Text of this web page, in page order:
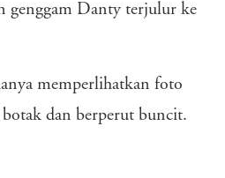
genggam Danty terjulur ke
memperlihatkan foto
dan berperut buncit.